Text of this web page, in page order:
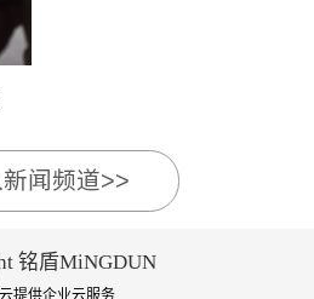
闻频道>>
铭盾MiNGDUN
提供企业云服务